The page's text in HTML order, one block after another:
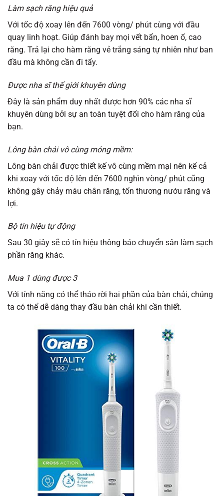
Làm sạch răng hiệu quả
Với tốc độ xoay lên đến 7600 vòng/ phút cùng với đầu
quay linh hoạt. Giúp đánh bay mọi vết bẩn, hoen ố, cao
răng. Trả lại cho hàm răng vẻ trắng sáng tự nhiên như ban
đầu mà không cần đi tẩy.
Được nha sĩ thế giới khuyên dùng
Đây là sản phẩm duy nhất được hơn 90% các nha sĩ
khuyên dùng bởi sự an toàn tuyệt đối cho hàm răng của
bạn.
Lông bàn chải vô cùng mỏng mềm:
Lông bàn chải được thiết kế vô cùng mềm mại nên kể cả
khi xoay với tốc độ lên đến 7600 nghìn vòng/ phút cũng
không gây chảy máu chân răng, tổn thương nướu răng và
lợi.
Bộ tín hiệu tự động
Sau 30 giây sẽ có tín hiệu thông báo chuyển sân làm sạch
phần răng khác.
Mua 1 dùng được 3
Với tính năng có thể tháo rời hai phần của bàn chải, chúng
ta có thể dễ dàng thay đầu bàn chải khi cần thiết.